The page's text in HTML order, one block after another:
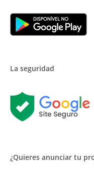
La seguridad
¿Quieres anunciar tu